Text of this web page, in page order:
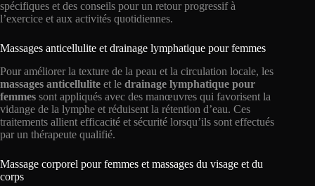
spécifiques et des conseils pour un retour progressif à
l’exercice et aux activités quotidiennes.
Massages anticellulite et drainage lymphatique pour femmes
Pour améliorer la texture de la peau et la circulation locale, les
massages anticellulite et le drainage lymphatique pour
femmes sont appliqués avec des manœuvres qui favorisent la
vidange de la lymphe et réduisent la rétention d’eau. Ces
traitements allient efficacité et sécurité lorsqu’ils sont effectués
par un thérapeute qualifié.
Massage corporel pour femmes et massages du visage et du
corps